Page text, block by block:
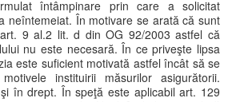
întâmpinare prin care a solicitat
neîntemeiat. În motivare se arată că sunt
9 al.2 lit. d din OG 92/2003 astfel că
nu este necesară. În ce priveşte lipsa
este suficient motivată astfel încât să se
instituirii măsurilor asigurătorii.
în drept. În speţă este aplicabil art. 129